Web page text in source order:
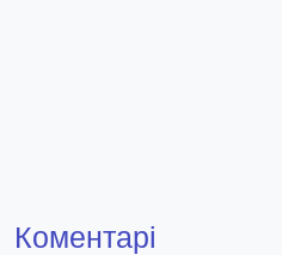
Коментарі